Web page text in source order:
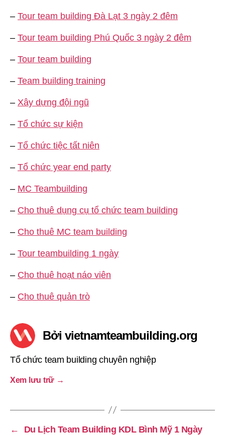
– Tour team building Đà Lạt 3 ngày 2 đêm
– Tour team building Phú Quốc 3 ngày 2 đêm
– Tour team building
– Team building training
– Xây dựng đội ngũ
– Tổ chức sự kiện
– Tổ chức tiệc tất niên
– Tổ chức year end party
– MC Teambuilding
– Cho thuê dụng cụ tổ chức team building
– Cho thuê MC team building
– Tour teambuilding 1 ngày
– Cho thuê hoạt náo viên
– Cho thuê quản trò
Bởi vietnamteambuilding.org
Tổ chức team building chuyên nghiệp
Xem lưu trữ →
←
Du Lịch Team Building KDL Bình Mỹ 1 Ngày